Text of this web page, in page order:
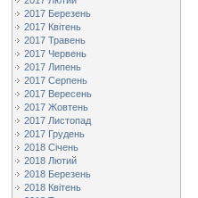
2017 Березень
2017 Квітень
2017 Травень
2017 Червень
2017 Липень
2017 Серпень
2017 Вересень
2017 Жовтень
2017 Листопад
2017 Грудень
2018 Січень
2018 Лютий
2018 Березень
2018 Квітень